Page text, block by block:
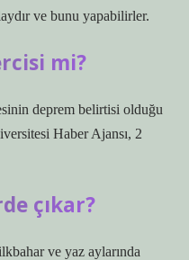
ve bunu yapabilirler.
mi?
deprem belirtisi olduğu
Haber Ajansı, 2
çıkar?
ve yaz aylarında